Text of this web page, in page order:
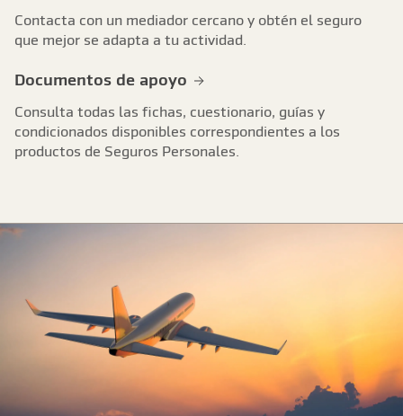
Contacta con un mediador cercano y obtén el seguro
que mejor se adapta a tu actividad.
Documentos de apoyo
Consulta todas las fichas, cuestionario, guías y
condicionados disponibles correspondientes a los
productos de Seguros Personales.